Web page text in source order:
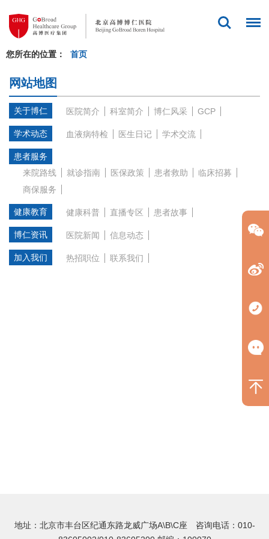
您所在的位置： 首页
网站地图
关于博仁 医院简介 科室简介 博仁风采 GCP
学术动态 血液病特检 医生日记 学术交流
患者服务
来院路线
就诊指南 医保政策 患者救助
临床招募
商保服务
健康教育 健康科普 直播专区 患者故事
博仁资讯 医院新闻 信息动态
加入我们 热招职位 联系我们
地址：北京市丰台区纪通东路龙威广场A\B\C座 咨询电话：010-